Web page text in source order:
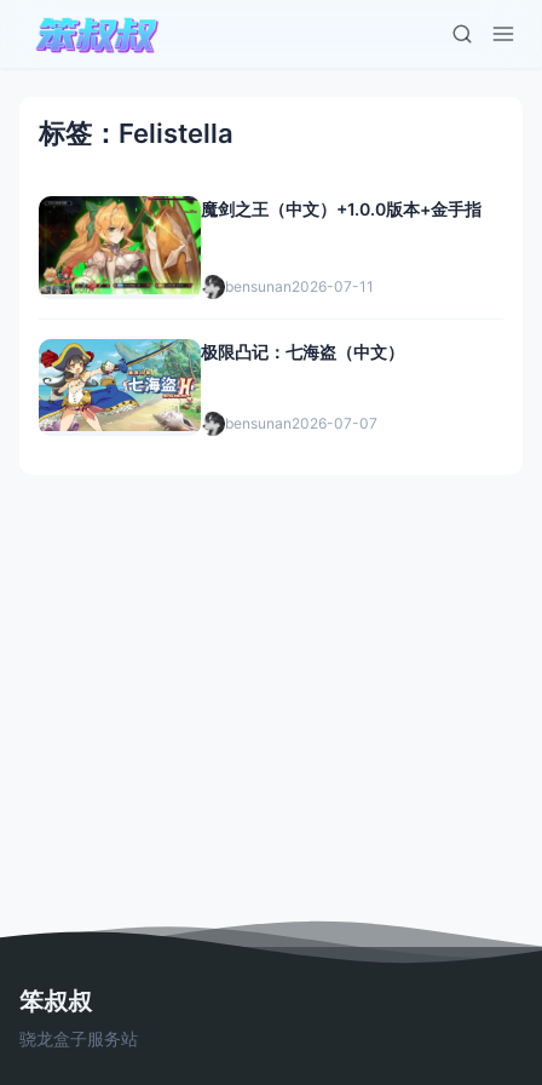
标签：Felistella
魔剑之王（中文）+1.0.0版本+金手指
bensunan2026-07-11
极限凸记：七海盗（中文）
bensunan2026-07-07
笨叔叔
骁龙盒子服务站